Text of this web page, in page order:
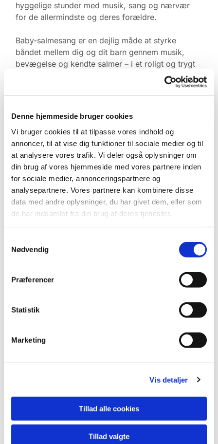
Denne hjemmeside bruger cookies
Vi bruger cookies til at tilpasse vores indhold og
annoncer, til at vise dig funktioner til sociale medier og til
at analysere vores trafik. Vi deler også oplysninger om
din brug af vores hjemmeside med vores partnere inden
for sociale medier, annonceringspartnere og
analysepartnere. Vores partnere kan kombinere disse
data med andre oplysninger, du har givet dem, eller som
de har indsamlet fra din brug af deres tjenester.
Nødvendig
Præferencer
Statistik
Marketing
Vis detaljer
Tillad alle cookies
Tillad valgte
hyggelige stunder med musik, sang og nærvær
for de allermindste og deres forældre.
Baby-salmesang er en dejlig måde at styrke
båndet mellem dig og dit barn gennem musik,
bevægelse og kendte salmer – i et roligt og trygt
Tid & Sted:
Torsdage kl. 10.00
Tilmelding:
Kontakt Pernille Rasmussen på:
Mobil: +45 31521240
Mail: pernilleegholm@live.dk
Alle er velkomne – uanset om du er vant til at
komme i kirke eller ej. Tag din baby under armen,